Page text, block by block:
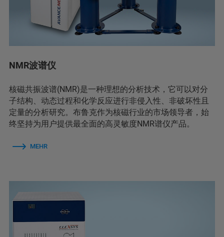
NMR波谱仪
核磁共振波谱(NMR)是一种理想的分析技术，它可以对分
子结构、动态过程和化学反应进行非侵入性、非破坏性且
定量的分析研究。布鲁克作为核磁行业的市场领导者，始
终坚持为用户提供最全面的高灵敏度NMR谱仪产品。
MEHR